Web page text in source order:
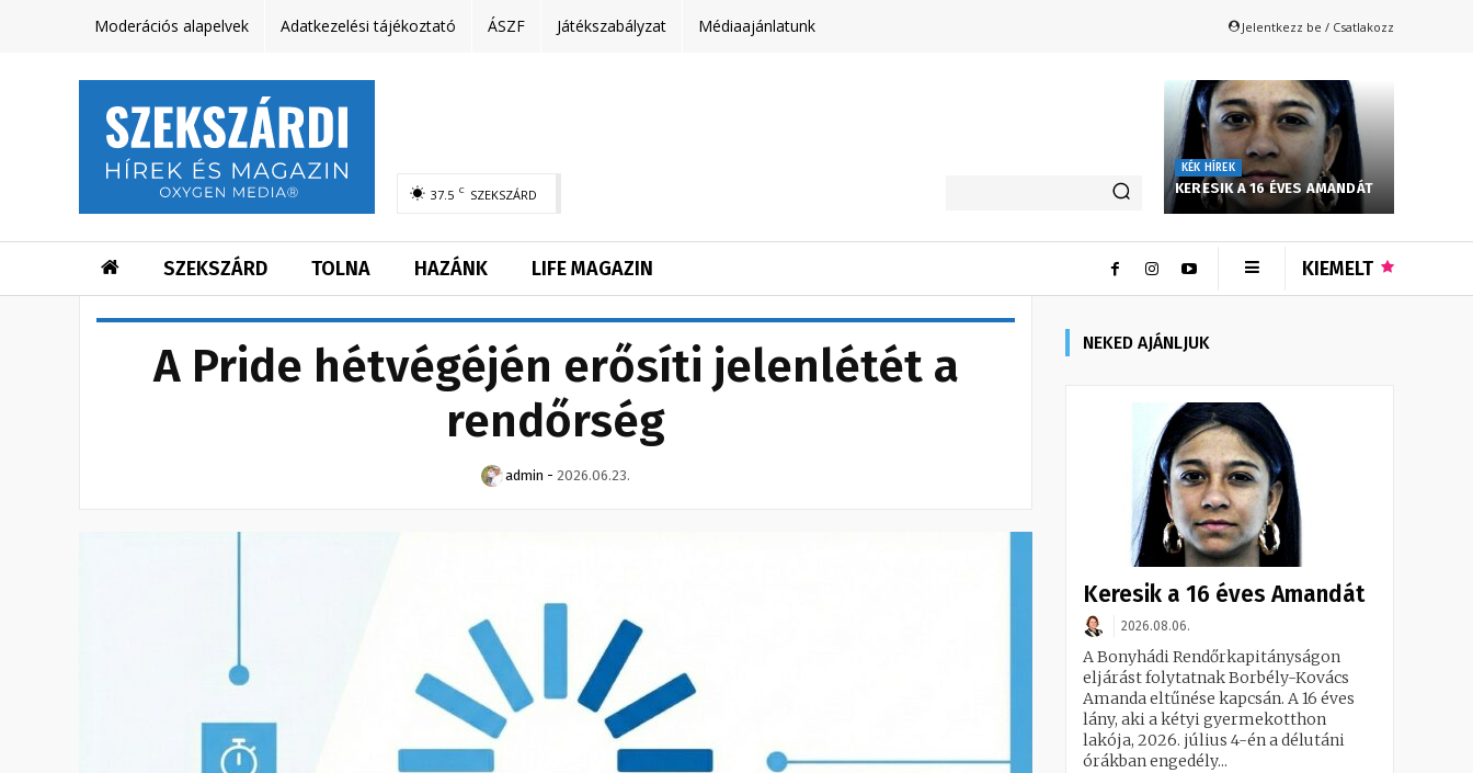
Moderációs alapelvek Adatkezelési tájékoztató ÁSZF Játékszabályzat Médiaajánlatunk Jelentkezz be / Csatlakozz
37.5 C SZEKSZÁRD
KÉK HÍREK
KERESIK A 16 ÉVES AMANDÁT
SZEKSZÁRD TOLNA HAZÁNK LIFE MAGAZIN KIEMELT
A Pride hétvégéjén erősíti jelenlétét a
rendőrség
admin - 2026.06.23.
NEKED AJÁNLJUK
Keresik a 16 éves Amandát
2026.08.06.
A Bonyhádi Rendőrkapitányságon
eljárást folytatnak Borbély-Kovács
Amanda eltűnése kapcsán. A 16 éves
lány, aki a kétyi gyermekotthon
lakója, 2026. július 4-én a délutáni
órákban engedély...